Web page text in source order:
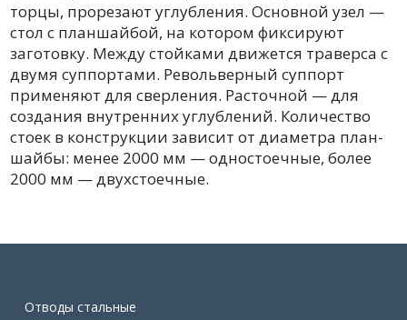
торцы, прорезают углубления. Основной узел —
стол с планшайбой, на котором фиксируют
заготовку. Между стойками движется траверса с
двумя суппортами. Револьверный суппорт
применяют для сверления. Расточной — для
создания внутренних углублений. Количество
стоек в конструкции зависит от диаметра план-
шайбы: менее 2000 мм — одностоечные, более
2000 мм — двухстоечные.
Отводы стальные